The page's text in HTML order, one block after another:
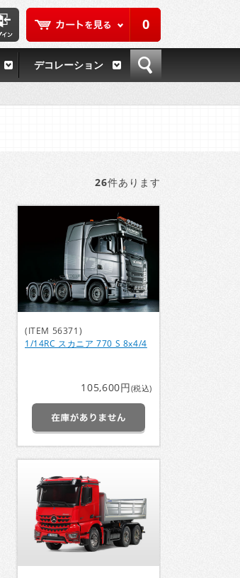
0
デコレーション
26件あります
(ITEM 56371)
1/14RC スカニア 770 S 8x4/4
105,600円(税込)